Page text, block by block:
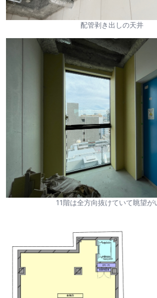
配管剥き出しの天井
11階は全方向抜けていて眺望が